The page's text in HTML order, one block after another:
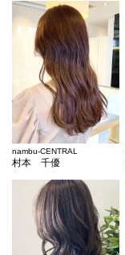
nambu-CENTRAL
村本 千優